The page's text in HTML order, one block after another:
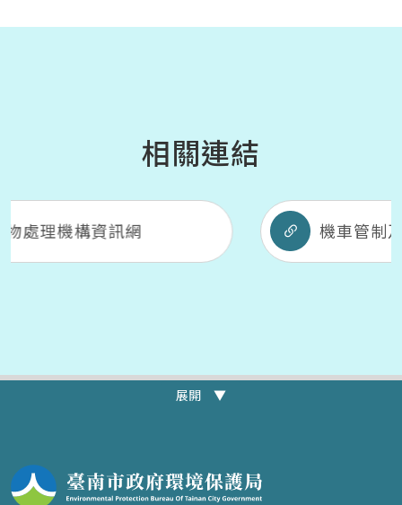
相關連結
機車管制及汰舊換新補助
展開 ▼